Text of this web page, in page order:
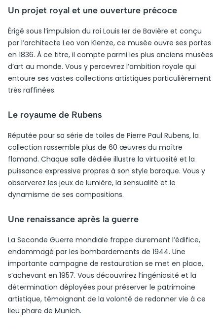
Un projet royal et une ouverture précoce
Érigé sous l’impulsion du roi Louis Ier de Bavière et conçu
par l’architecte Leo von Klenze, ce musée ouvre ses portes
en 1836. À ce titre, il compte parmi les plus anciens musées
d’art au monde. Vous y percevrez l’ambition royale qui
entoure ses vastes collections artistiques particulièrement
très raffinées.
Le royaume de Rubens
Réputée pour sa série de toiles de Pierre Paul Rubens, la
collection rassemble plus de 60 œuvres du maître
flamand. Chaque salle dédiée illustre la virtuosité et la
puissance expressive propres à son style baroque. Vous y
observerez les jeux de lumière, la sensualité et le
dynamisme de ses compositions.
Une renaissance après la guerre
La Seconde Guerre mondiale frappe durement l’édifice,
endommagé par les bombardements de 1944. Une
importante campagne de restauration se met en place,
s’achevant en 1957. Vous découvrirez l’ingéniosité et la
détermination déployées pour préserver le patrimoine
artistique, témoignant de la volonté de redonner vie à ce
lieu phare de Munich.